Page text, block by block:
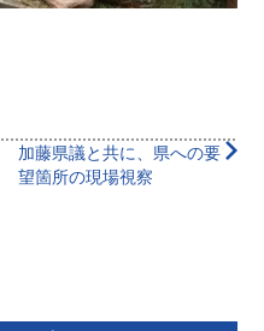
加藤県議と共に、県への要
望箇所の現場視察